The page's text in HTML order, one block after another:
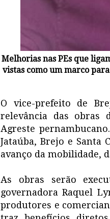
Melhorias nas PEs que
vistas como um marco
O vice-prefeito de
relevância das obras
Agreste
Jataúba, Brejo e Santa
avanço da mobilidade,
As obras serão
governadora Raquel
produtores e